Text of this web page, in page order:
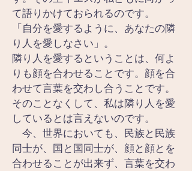
て語りかけておられるのです。
「自分を愛するように、あなたの隣
り人を愛しなさい」。
隣り人を愛するということは、何よ
りも顔を合わせることです。顔を合
わせて言葉を交わし合うことです。
そのことなくして、私は隣り人を愛
しているとは言えないのです。
今、世界においても、民族と民族
同士が、国と国同士が、顔と顔とを
合わせることが出来ず、言葉を交わ